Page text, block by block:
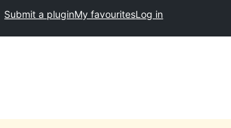
Submit a pluginMy favouritesLog in